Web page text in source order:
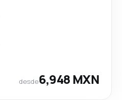
desde6,948 MXN